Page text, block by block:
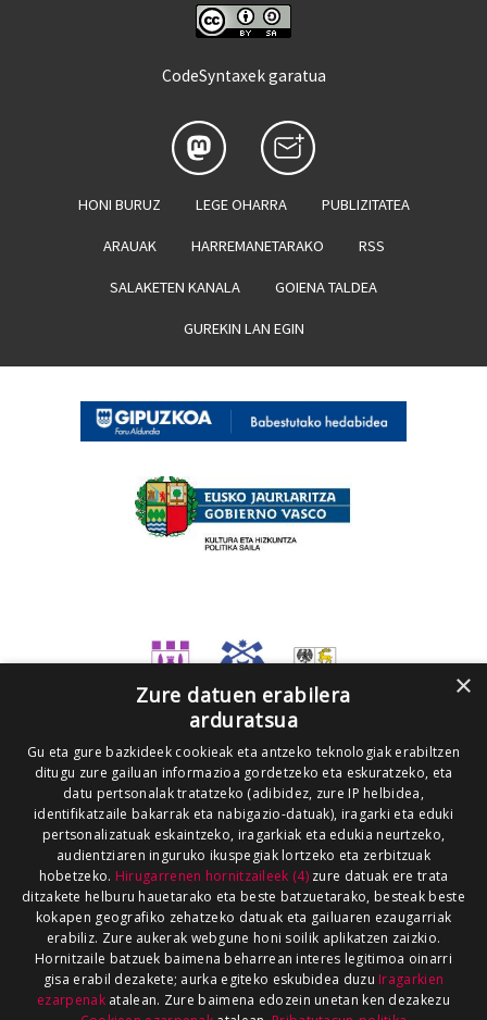
CodeSyntaxek garatua
HONI BURUZ LEGE OHARRA PUBLIZITATEA
ARAUAK HARREMANETARAKO RSS
SALAKETEN KANALA GOIENA TALDEA
GUREKIN LAN EGIN
×
Zure datuen erabilera
arduratsua
Gu eta gure bazkideek cookieak eta antzeko teknologiak erabiltzen
ditugu zure gailuan informazioa gordetzeko eta eskuratzeko, eta
datu pertsonalak tratatzeko (adibidez, zure IP helbidea,
identifikatzaile bakarrak eta nabigazio-datuak), iragarki eta eduki
pertsonalizatuak eskaintzeko, iragarkiak eta edukia neurtzeko,
audientziaren inguruko ikuspegiak lortzeko eta zerbitzuak
hobetzeko. Hirugarrenen hornitzaileek (4)zure datuak ere trata
ditzakete helburu hauetarako eta beste batzuetarako, besteak beste
kokapen geografiko zehatzeko datuak eta gailuaren ezaugarriak
erabiliz. Zure aukerak webgune honi soilik aplikatzen zaizkio.
Hornitzaile batzuek baimena beharrean interes legitimoa oinarri
gisa erabil dezakete; aurka egiteko eskubidea duzu Iragarkien
ezarpenakatalean. Zure baimena edozein unetan ken dezakezu